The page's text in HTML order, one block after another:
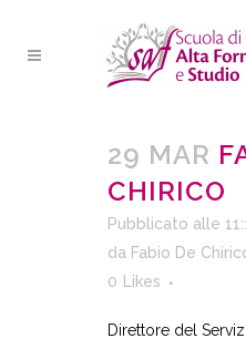
29 MAR
CHIRICO
Pubblicato alle
da Fabio De
0
Likes
Direttore del